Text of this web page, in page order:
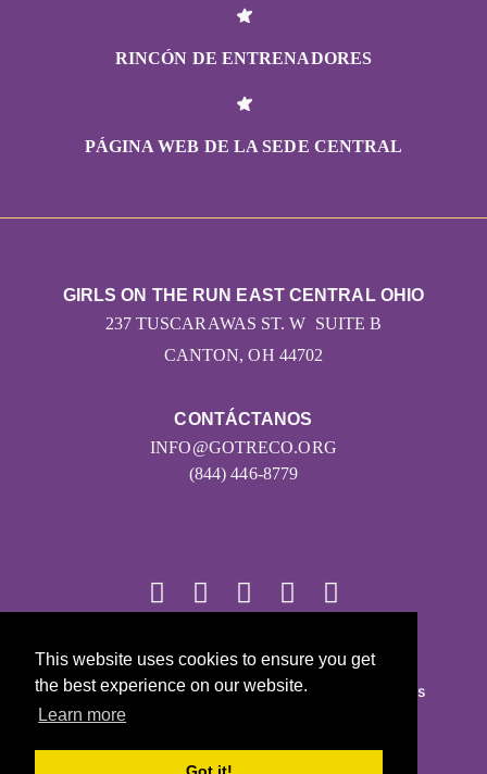
This website uses cookies to ensure you get
the best experience on our website.
Learn more
RINCÓN DE ENTRENADORES
PÁGINA WEB DE LA SEDE CENTRAL
CONTÁCTANOS
INFO@GOTRECO.ORG
(844) 446-8779
GIRLS ON THE RUN EAST CENTRAL OHIO
237 TUSCARAWAS ST. W SUITE B
CANTON, OH 44702
© 2026
Girls on the Run - Todos los derechos reservados
Con la tecnología de Pinwheel.us